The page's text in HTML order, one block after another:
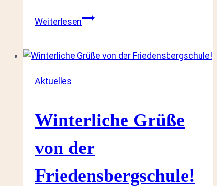
WeiterlesenTag
Tür
Aktuelles
Winterliche Grüße
von der
Friedensbergschule!